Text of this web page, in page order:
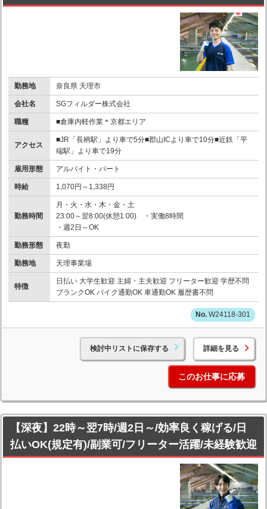
勤務地 奈良県 天理市
会社名 SGフィルダー株式会社
職種 ■倉庫内軽作業＊京都エリア
アクセス
■JR「長柄駅」より車で5分■郡山ICより車で10分■近鉄「平
端駅」より車で19分
雇用形態 アルバイト・パート
時給 1,070円～1,338円
勤務時間
月・火・水・木・金・土
23:00～翌8:00(休憩1:00) ・実働8時間
・週2日～OK
勤務形態 夜勤
勤務地 天理事業場
特徴
日払い 大学生歓迎 主婦・主夫歓迎 フリーター歓迎 学歴不問
ブランクOK バイク通勤OK 車通勤OK 履歴書不問
W24118-301
検討中リストに保存する 詳細を見る
このお仕事に応募
【深夜】22時～翌7時/週2日～/効率良く稼げる/日
払いOK(規定有)/副業可/フリーター活躍/未経験歓迎